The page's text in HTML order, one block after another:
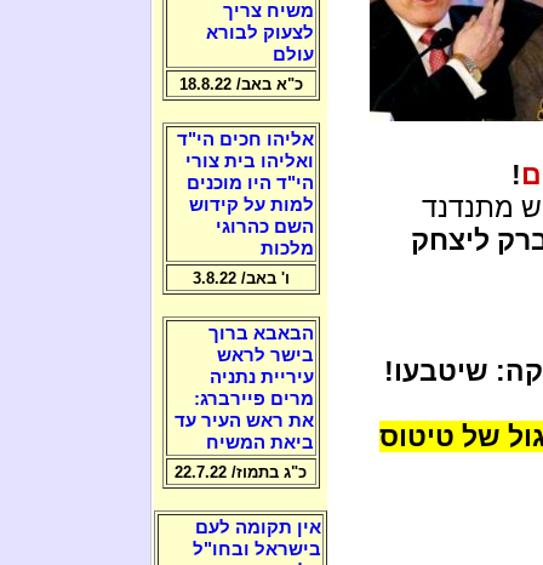
!
מתנדנד
ליצחק
שיטבעו!
של טיטוס
משיח צריך
לצעוק לבורא
עולם
כ"א באב/ 18.8.22
אליהו חכים הי"ד
ואליהו בית צורי
הי"ד היו מוכנים
למות על קידוש
השם כהרוגי
מלכות
ו' באב/ 3.8.22
הבאבא ברוך
בישר לראש
עיריית נתניה
מרים פיירברג:
את ראש העיר עד
ביאת המשיח
כ"ג בתמוז/ 22.7.22
אין תקומה לעם
בישראל ובחו"ל